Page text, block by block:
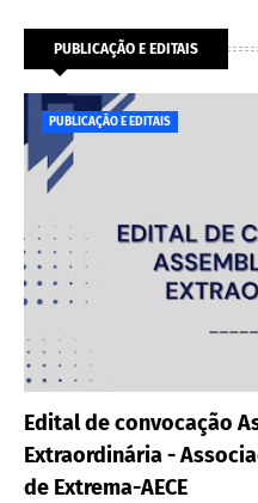
PUBLICAÇÃO E EDITAIS
PUBLICAÇÃO E EDITAIS
Edital de convocação
Extraordinária -
de Extrema-AECE